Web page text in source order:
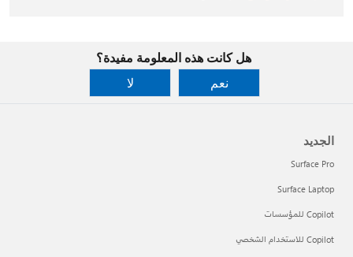
هل كانت هذه المعلومة مفيدة؟
نعم
لا
الجديد
Surface Pro
Surface Laptop
Copilot للمؤسسات
Copilot للاستخدام الشخصي